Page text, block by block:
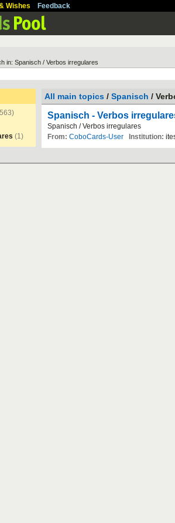
Wishes Feedback
in: Spanisch / Verbos irregulares
(1)
All main topics / Spanisch /
Spanisch - Verbos
Spanisch /Verbos irregulares
From: CoboCards-User Institution: